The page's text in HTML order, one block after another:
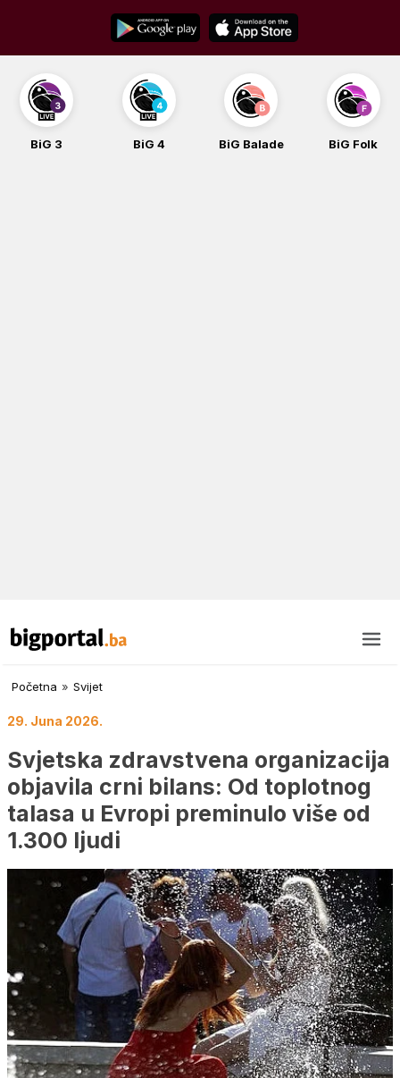
content
BiG 4 BiG Balade BiG Folk BiG iG
Početna » Svijet
29. Juna 2026.
Svjetska zdravstvena organizacija
objavila crni bilans: Od toplotnog
talasa u Evropi preminulo više od
1.300 ljudi